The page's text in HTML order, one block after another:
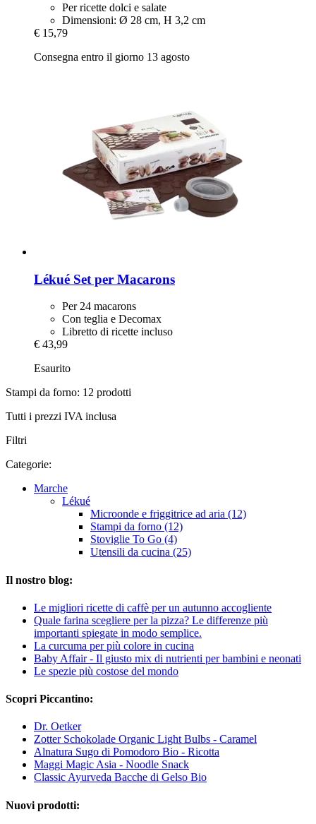
Per ricette dolci e salate
Dimensioni: Ø 28 cm, H 3,2 cm
€ 15,79
Consegna entro il giorno 13 agosto
Lékué Set per Macarons
Per 24 macarons
Con teglia e Decomax
Libretto di ricette incluso
€ 43,99
Esaurito
Stampi da forno: 12 prodotti
Tutti i prezzi IVA inclusa
Filtri
Categorie:
Marche
Lékué
Microonde e friggitrice ad aria (12)
Stampi da forno (12)
Stoviglie To Go (4)
Utensili da cucina (25)
Il nostro blog:
Le migliori ricette di caffè per un autunno accogliente
Quale farina scegliere per la pizza? Le differenze più
importanti spiegate in modo semplice.
La curcuma per più colore in cucina
Baby Affair - Il giusto mix di nutrienti per bambini e neonati
Le spezie più costose del mondo
Scopri Piccantino:
Dr. Oetker
Zotter Schokolade Organic Light Bulbs - Caramel
Alnatura Sugo di Pomodoro Bio - Ricotta
Maggi Magic Asia - Noodle Snack
Classic Ayurveda Bacche di Gelso Bio
Nuovi prodotti: